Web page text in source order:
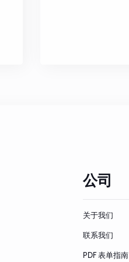
公司
关于我们
联系我们
PDF 表单指南